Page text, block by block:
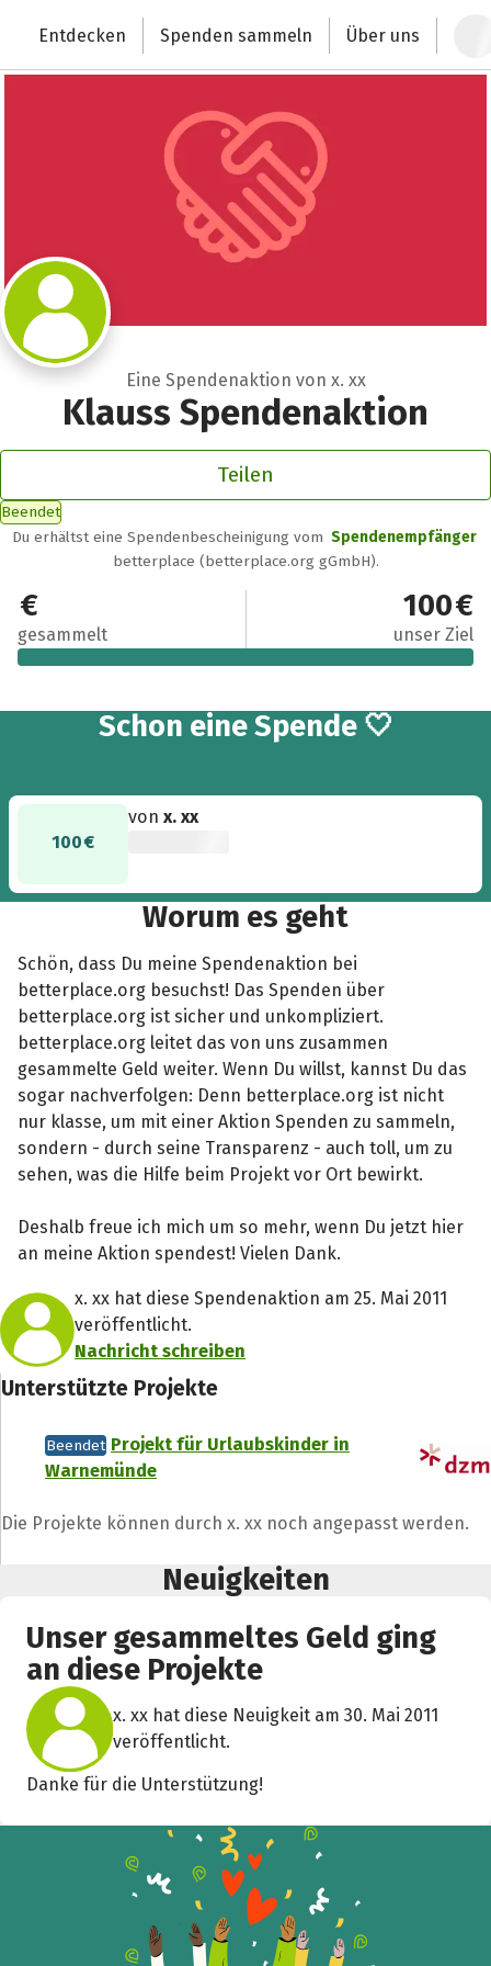
Deutschlands größte Spendenplattform
Entdecken Spenden sammeln Über uns
Eine Spendenaktion von x. xx
Klauss Spendenaktion
Teilen
Beendet
Du erhältst eine Spendenbescheinigung vom Spendenempfänger
betterplace (betterplace.org gGmbH).
100 €
gesammelt
100 €
unser Ziel
Schon eine Spende 🤍
100 €
vonx. xx
Worum es geht
Schön, dass Du meine Spendenaktion bei
betterplace.org besuchst! Das Spenden über
betterplace.org ist sicher und unkompliziert.
betterplace.org leitet das von uns zusammen
gesammelte Geld weiter. Wenn Du willst, kannst Du das
sogar nachverfolgen: Denn betterplace.org ist nicht
nur klasse, um mit einer Aktion Spenden zu sammeln,
sondern - durch seine Transparenz - auch toll, um zu
sehen, was die Hilfe beim Projekt vor Ort bewirkt.
Deshalb freue ich mich um so mehr, wenn Du jetzt hier
an meine Aktion spendest! Vielen Dank.
x. xx hat diese Spendenaktion am 25. Mai 2011
veröffentlicht.
Nachricht schreiben
Unterstützte Projekte
Beendet Projekt für Urlaubskinder in
Warnemünde
Die Projekte können durch x. xx noch angepasst werden.
Neuigkeiten
Unser gesammeltes Geld ging
an diese Projekte
x. xx hat diese Neuigkeit am 30. Mai 2011
veröffentlicht.
Danke für die Unterstützung!
Teile die Spendenaktion
Hilf mit noch mehr Spenden zu sammeln!
Facebook WhatsApp